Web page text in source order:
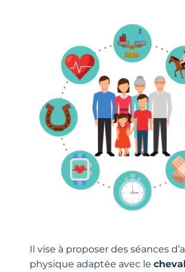
Il vise à proposer des séances
physique adaptée avec le